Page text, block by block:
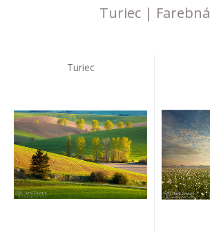
Turiec | Farebná
Turiec